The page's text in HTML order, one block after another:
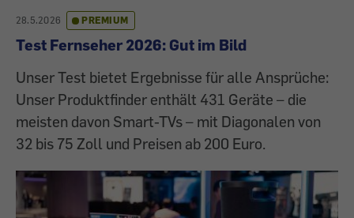
28.5.2026 PREMIUM
Test Fernseher 2026: Gut im Bild
Unser Test bietet Ergebnisse für alle Ansprüche:
Unser Produktfinder enthält 431 Geräte – die
meisten davon Smart-TVs – mit Diagonalen von
32 bis 75 Zoll und Preisen ab 200 Euro.